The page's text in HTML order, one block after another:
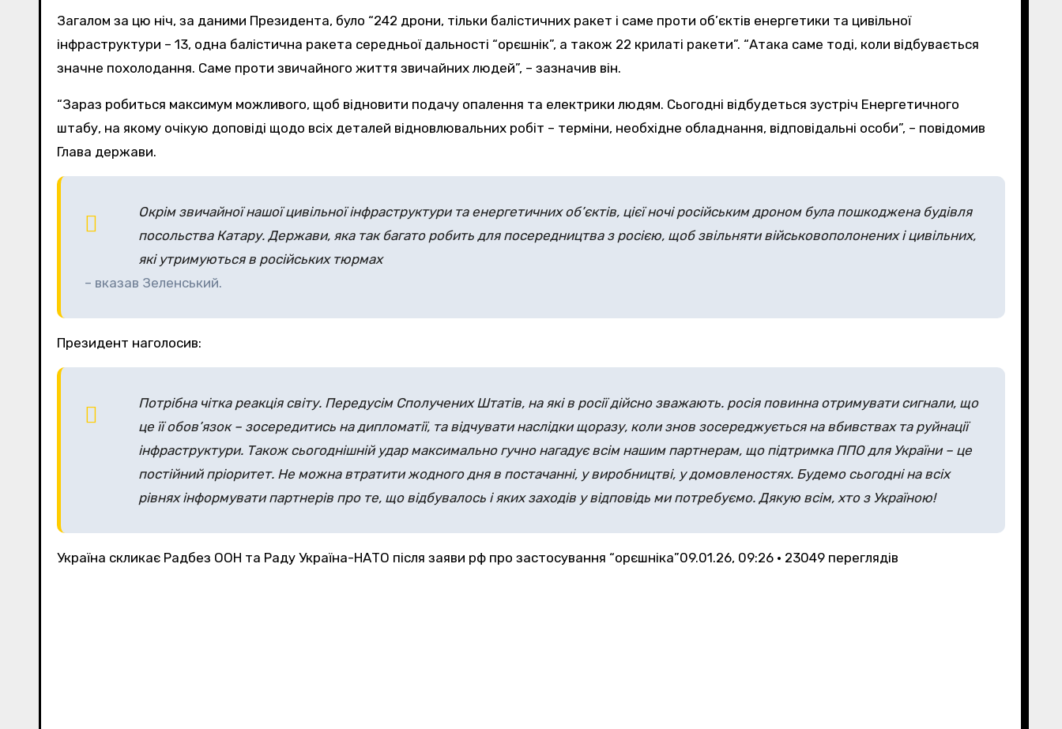
Загалом за цю ніч, за даними Президента, було “242 дрони, тільки балістичних ракет і саме проти об’єктів енергетики та цивільної
інфраструктури – 13, одна балістична ракета середньої дальності “орєшнік”, а також 22 крилаті ракети”. “Атака саме тоді, коли відбувається
значне похолодання. Саме проти звичайного життя звичайних людей”, – зазначив він.
“Зараз робиться максимум можливого, щоб відновити подачу опалення та електрики людям. Сьогодні відбудеться зустріч Енергетичного
штабу, на якому очікую доповіді щодо всіх деталей відновлювальних робіт – терміни, необхідне обладнання, відповідальні особи”, – повідомив
Глава держави.
Окрім звичайної нашої цивільної інфраструктури та енергетичних об’єктів, цієї ночі російським дроном була пошкоджена будівля
посольства Катару. Держави, яка так багато робить для посередництва з росією, щоб звільняти військовополонених і цивільних,
які утримуються в російських тюрмах
– вказав Зеленський.
Президент наголосив:
Потрібна чітка реакція світу. Передусім Сполучених Штатів, на які в росії дійсно зважають. росія повинна отримувати сигнали, що
це її обов’язок – зосередитись на дипломатії, та відчувати наслідки щоразу, коли знов зосереджується на вбивствах та руйнації
інфраструктури. Також сьогоднішній удар максимально гучно нагадує всім нашим партнерам, що підтримка ППО для України – це
постійний пріоритет. Не можна втратити жодного дня в постачанні, у виробництві, у домовленостях. Будемо сьогодні на всіх
рівнях інформувати партнерів про те, що відбувалось і яких заходів у відповідь ми потребуємо. Дякую всім, хто з Україною!
Україна скликає Радбез ООН та Раду Україна-НАТО після заяви рф про застосування “орєшніка”09.01.26, 09:26 • 23049 переглядiв